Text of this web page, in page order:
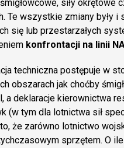
siły
Te wszystkie zmiany były
się lub przestarzałych
konfrontacji na linii
techniczna postępuje w
obszarach jak choćby
a deklaracje kierownictwa
(w tym dla lotnictwa sił
że zarówno lotnictwo
sprzętem. O